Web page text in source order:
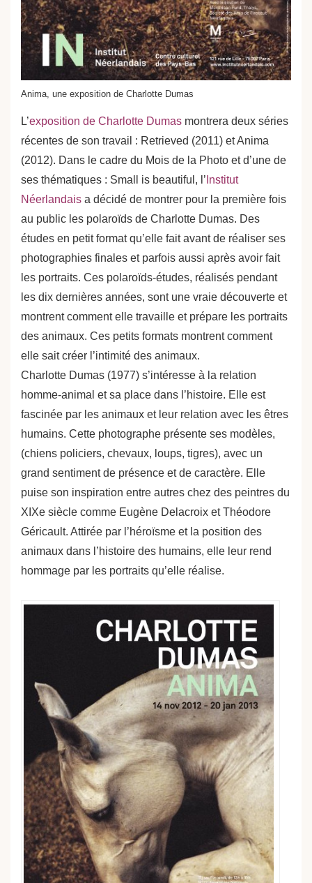
Anima, une exposition de Charlotte Dumas
L’exposition de Charlotte Dumas montrera deux séries
récentes de son travail : Retrieved (2011) et Anima
(2012). Dans le cadre du Mois de la Photo et d’une de
ses thématiques : Small is beautiful, l’ Institut
Néerlandais a décidé de montrer pour la première fois
au public les polaroïds de Charlotte Dumas. Des
études en petit format qu’elle fait avant de réaliser ses
photographies finales et parfois aussi après avoir fait
les portraits. Ces polaroïds-études, réalisés pendant
les dix dernières années, sont une vraie découverte et
montrent comment elle travaille et prépare les portraits
des animaux. Ces petits formats montrent comment
elle sait créer l’intimité des animaux.
Charlotte Dumas (1977) s’intéresse à la relation
homme‐animal et sa place dans l’histoire. Elle est
fascinée par les animaux et leur relation avec les êtres
humains. Cette photographe présente ses modèles,
(chiens policiers, chevaux, loups, tigres), avec un
grand sentiment de présence et de caractère. Elle
puise son inspiration entre autres chez des peintres du
XIXe siècle comme Eugène Delacroix et Théodore
Géricault. Attirée par l’héroïsme et la position des
animaux dans l’histoire des humains, elle leur rend
hommage par les portraits qu’elle réalise.